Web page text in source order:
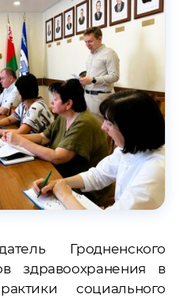
Гродненского
здравоохранения в
социального